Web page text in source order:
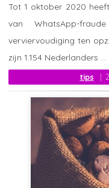
tips
Tot 1 oktober 2020
van WhatsApp-
verviervoudiging ten
zijn 1.154 Nederlanders ...